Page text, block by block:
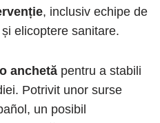
, inclusiv echipe de
elicoptere sanitare.
anchetă pentru a stabili
Potrivit unor surse
un posibil